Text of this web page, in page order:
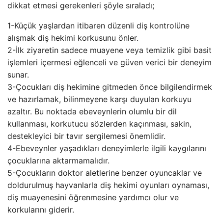
dikkat etmesi gerekenleri şöyle sıraladı;
1-Küçük yaşlardan itibaren düzenli diş kontrolüne
alışmak diş hekimi korkusunu önler.
2-İlk ziyaretin sadece muayene veya temizlik gibi basit
işlemleri içermesi eğlenceli ve güven verici bir deneyim
sunar.
3-Çocukları diş hekimine gitmeden önce bilgilendirmek
ve hazırlamak, bilinmeyene karşı duyulan korkuyu
azaltır. Bu noktada ebeveynlerin olumlu bir dil
kullanması, korkutucu sözlerden kaçınması, sakin,
destekleyici bir tavır sergilemesi önemlidir.
4-Ebeveynler yaşadıkları deneyimlerle ilgili kaygılarını
çocuklarına aktarmamalıdır.
5-Çocukların doktor aletlerine benzer oyuncaklar ve
doldurulmuş hayvanlarla diş hekimi oyunları oynaması,
diş muayenesini öğrenmesine yardımcı olur ve
korkularını giderir.